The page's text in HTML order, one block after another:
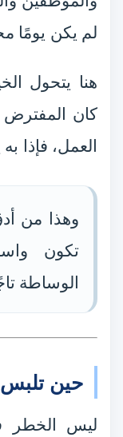
لم يكن يومًا
هنا يتحول
كان
العمل، فإذا
وهذا من
تكون
الوساطة
حين تلبس
ليس الخطر